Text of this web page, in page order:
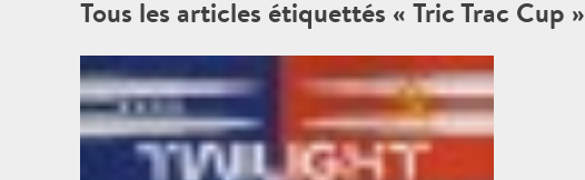
Tous les articles étiquettés « Tric Trac Cup »